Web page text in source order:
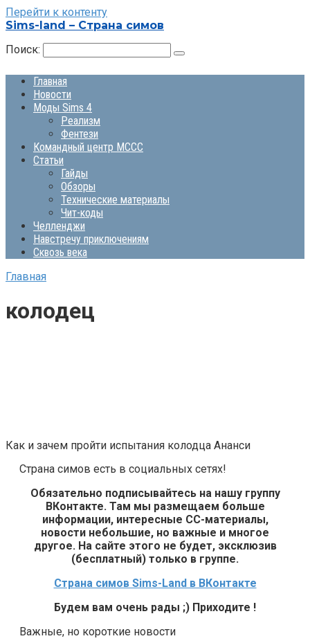
Перейти к контенту
Sims-land – Страна симов
Поиск:
Главная
Новости
Моды Sims 4
Реализм
Фентези
Командный центр MCCC
Статьи
Гайды
Обзоры
Технические материалы
Чит-коды
Челленджи
Навстречу приключениям
Сквозь века
Главная
колодец
Как и зачем пройти испытания колодца Ананси
Страна симов есть в социальных сетях!
Обязательно подписывайтесь на нашу группу
ВКонтакте. Там мы размещаем больше
информации, интересные СС-материалы,
новости небольшие, но важные и многое
другое. На сайте этого не будет, эксклюзив
(бесплатный) только в группе.
Страна симов Sims-Land в ВКонтакте
Будем вам очень рады ;) Приходите !
Важные, но короткие новости